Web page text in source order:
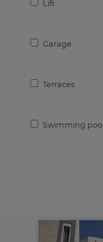
Lift
Garage
Terraces
Swimming pool